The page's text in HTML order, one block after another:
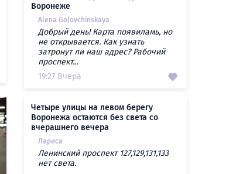
Воронеже
Alena Golovchinskaya
Добрый день! Карта появиламь, но
не открывается. Как узнать
затронут ли наш адрес? Рабочий
проспект...
19:27 Вчера
Четыре улицы на левом берегу
Воронежа остаются без света со
вчерашнего вечера
Лариса
Ленинский проспект 127,129,131,133
нет света.